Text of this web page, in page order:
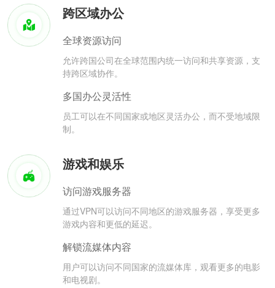
跨区域办公
全球资源访问
允许跨国公司在全球范围内统一访问和共享资源，支
持跨区域协作。
多国办公灵活性
员工可以在不同国家或地区灵活办公，而不受地域限
制。
游戏和娱乐
访问游戏服务器
通过VPN可以访问不同地区的游戏服务器，享受更多
游戏内容和更低的延迟。
解锁流媒体内容
用户可以访问不同国家的流媒体库，观看更多的电影
和电视剧。